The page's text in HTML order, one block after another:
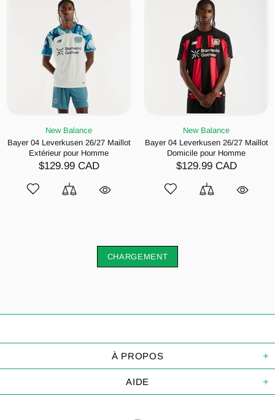
New Balance
Bayer 04 Leverkusen 26/27 Maillot
Extérieur pour Homme
$129.99 CAD
New Balance
Bayer 04 Leverkusen 26/27 Maillot
Domicile pour Homme
$129.99 CAD
CHARGEMENT
À PROPOS
AIDE